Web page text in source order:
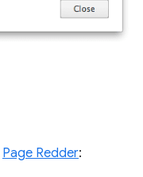
Page Redder: